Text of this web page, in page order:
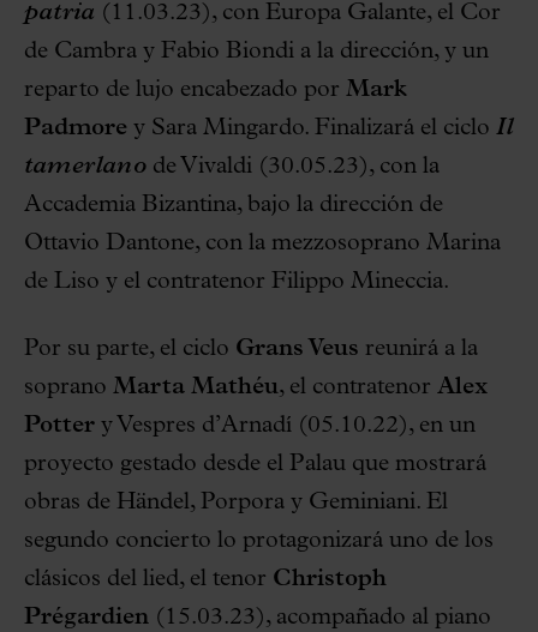
patria (11.03.23), con Europa Galante, el Cor
de Cambra y Fabio Biondi a la dirección, y un
reparto de lujo encabezado por Mark
Padmore y Sara Mingardo. Finalizará el ciclo Il
tamerlano de Vivaldi (30.05.23), con la
Accademia Bizantina, bajo la dirección de
Ottavio Dantone, con la mezzosoprano Marina
de Liso y el contratenor Filippo Mineccia.
Por su parte, el ciclo Grans Veus reunirá a la
soprano Marta Mathéu, el contratenor Alex
Potter y Vespres d’Arnadí (05.10.22), en un
proyecto gestado desde el Palau que mostrará
obras de Händel, Porpora y Geminiani. El
segundo concierto lo protagonizará uno de los
clásicos del lied, el tenor Christoph
Prégardien (15.03.23), acompañado al piano